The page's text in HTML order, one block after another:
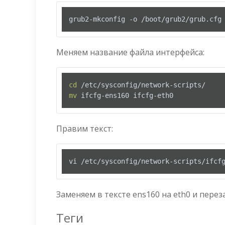
grub2-mkconfig -o /boot/grub2/grub.cfg
Меняем название файла интерфейса:
cd
mv ifcfg-ens160 ifcfg-eth0
Правим текст:
vi /etc/sysconfig/network-scripts/
Заменяем в тексте ens160 на eth0 и
Теги